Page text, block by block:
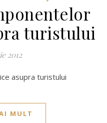
turistului
2012
asupra turistului
MULT